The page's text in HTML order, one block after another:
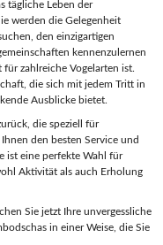
tägliche Leben der
werden die Gelegenheit
den einzigartigen
kennenzulernen
zahlreiche Vogelarten ist.
die sich mit jedem Tritt in
Ausblicke bietet.
die speziell für
den besten Service und
ist eine perfekte Wahl für
Aktivität als auch Erholung
Sie jetzt Ihre unvergessliche
in einer Weise, die Sie